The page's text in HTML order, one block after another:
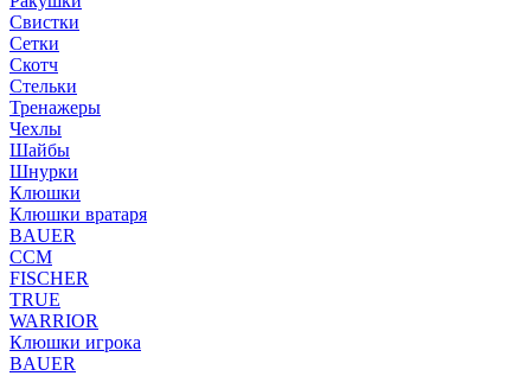
Свистки
Сетки
Скотч
Стельки
Тренажеры
Чехлы
Шайбы
Шнурки
Клюшки
Клюшки вратаря
BAUER
CCM
FISCHER
TRUE
WARRIOR
Клюшки игрока
BAUER